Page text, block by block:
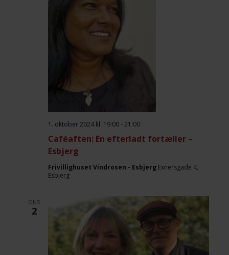
Caféaften: En efterladt fortæller –
Esbjerg
1. oktober 2024 kl. 19:00- 21:00
Frivillighuset Vindrosen - Esbjerg Exnersgade 4,
Esbjerg
ONS
2